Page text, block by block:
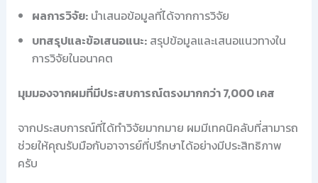
ผลการวิจัย:นำเสนอข้อมูลที่ได้จากการวิจัย
บทสรุปและข้อเสนอแนะ:สรุปข้อมูลและเสนอแนวทางใน
การวิจัยในอนาคต
มุมมองจากผมที่มีประสบการณ์ตรงมากกว่า 7,000 เคส
จากประสบการณ์ที่ได้ทำวิจัยมากมาย ผมมีเทคนิคลับที่สามารถ
ช่วยให้คุณรับมือกับอาจารย์ที่ปรึกษาได้อย่างมีประสิทธิภาพ
ครับ